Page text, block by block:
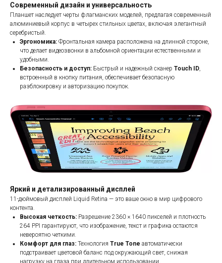
Современный дизайн и универсальность
Планшет наследует черты флагманских моделей, предлагая современный
алюминиевый корпус в четырех стильных цветах, включая элегантный
серебристый.
Эргономика: Фронтальная камера расположена на длинной стороне,
что делает видеозвонки в альбомной ориентации естественными и
удобными.
Безопасность и доступ: Быстрый и надежный сканер Touch ID
встроенный в кнопку питания, обеспечивает безопасную
разблокировку и авторизацию покупок.
Яркий и детализированный дисплей
11-дюймовый дисплей Liquid Retina — это ваше окно в мир цифрового
контента.
Высокая четкость: Разрешение 2360 × 1640 пикселей и плотность
264 PPI гарантируют, что изображение, текст и графика остаются
невероятно четкими.
Комфорт для глаз: Технология True Tone автоматически
подстраивает цветовой баланс под окружающий свет, снижая